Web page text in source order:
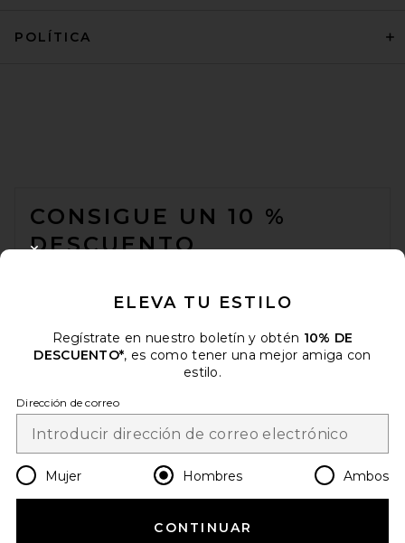
POLÍTICA
CONSIGUE UN 10 %
DESCUENTO
electrónico. Puede retirarse en cualquier momento.
Email Address
Change Country Regions
es USD
¡AYÚDANOS A MEJORAR!
ELEVA TU ESTILO
Regístrate en nuestro boletín y obtén 10% DE
DESCUENTO*, es como tener una mejor amiga con
estilo.
Dirección de correo
Mujer Hombres Ambos
CONTINUAR